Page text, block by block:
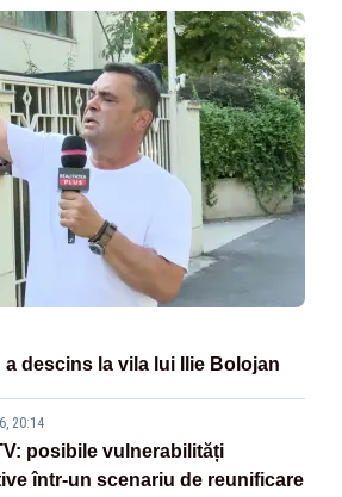
descins la vila lui Ilie Bolojan
20:14
posibile vulnerabilități
într-un scenariu de reunificare